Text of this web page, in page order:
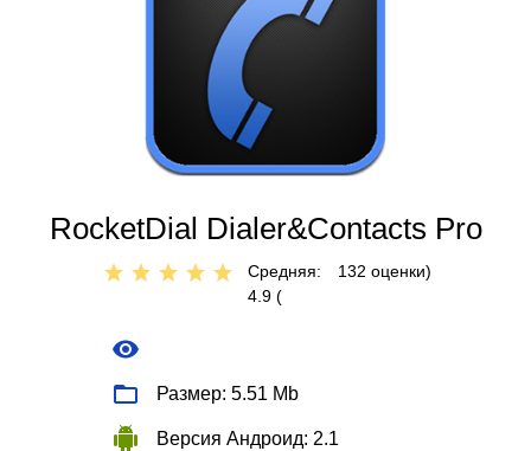
RocketDial Dialer&Contacts Pro
Средняя:
4.9 (
132 оценки)
Размер: 5.51 Mb
Версия Андроид: 2.1